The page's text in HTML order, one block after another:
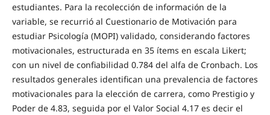
estudiantes. Para la recolección de información de la
variable, se recurrió al Cuestionario de Motivación para
estudiar Psicología (MOPI) validado, considerando factores
motivacionales, estructurada en 35 ítems en escala Likert;
con un nivel de confiabilidad 0.784 del alfa de Cronbach. Los
resultados generales identifican una prevalencia de factores
motivacionales para la elección de carrera, como Prestigio y
Poder de 4.83, seguida por el Valor Social 4.17 es decir el